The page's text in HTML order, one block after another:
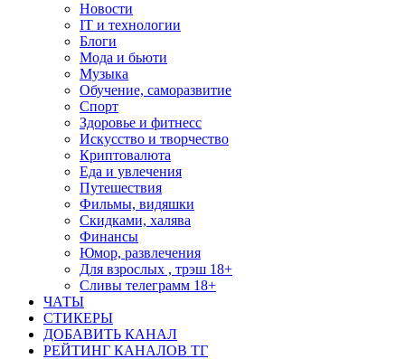
Новости
IT и технологии
Блоги
Мода и бьюти
Музыка
Обучение, саморазвитие
Спорт
Здоровье и фитнесс
Искусство и творчество
Криптовалюта
Еда и увлечения
Путешествия
Фильмы, видяшки
Скидками, халява
Финансы
Юмор, развлечения
Для взрослых , трэш 18+
Сливы телеграмм 18+
ЧАТЫ
СТИКЕРЫ
ДОБАВИТЬ КАНАЛ
РЕЙТИНГ КАНАЛОВ ТГ